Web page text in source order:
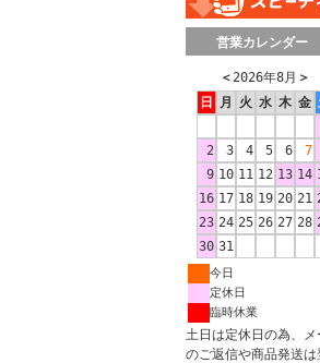
営業カレンダー
＜ 2026年8月 ＞
日
月 火 水 木 金
2
3 4 5 6 7
9 10 11 12 13 14
16 17 18 19 20 21
23 24 25 26 27 28
30 31
今日
定休日
臨時休業
土日は定休日の為、メ
のご返信や商品発送は